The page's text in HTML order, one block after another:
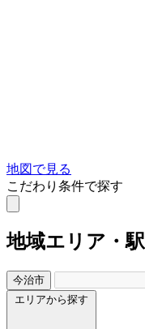
地図で見る
こだわり条件で探す
地域エリア・駅
今治市
エリアから探す